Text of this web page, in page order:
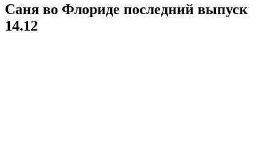
Саня во Флориде последний выпуск
14.12